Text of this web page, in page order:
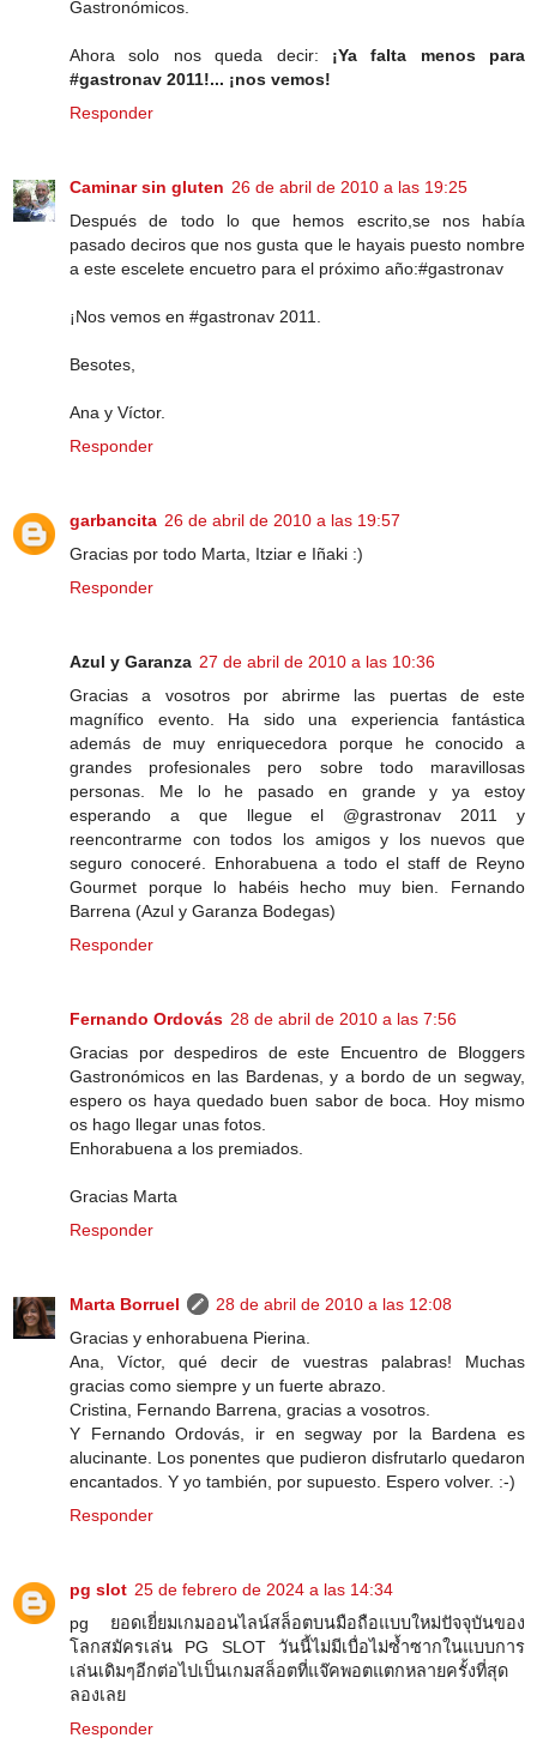
Gastronómicos.
Ahora solo nos queda decir: ¡Ya falta menos para
#gastronav 2011!... ¡nos vemos!
Responder
Caminar sin gluten 26 de abril de 2010 a las 19:25
Después de todo lo que hemos escrito,se nos había
pasado deciros que nos gusta que le hayais puesto nombre
a este escelete encuetro para el próximo año:#gastronav
¡Nos vemos en #gastronav 2011.
Besotes,
Ana y Víctor.
Responder
garbancita 26 de abril de 2010 a las 19:57
Gracias por todo Marta, Itziar e Iñaki :)
Responder
Azul y Garanza 27 de abril de 2010 a las 10:36
Gracias a vosotros por abrirme las puertas de este
magnífico evento. Ha sido una experiencia fantástica
además de muy enriquecedora porque he conocido a
grandes profesionales pero sobre todo maravillosas
personas. Me lo he pasado en grande y ya estoy
esperando a que llegue el @grastronav 2011 y
reencontrarme con todos los amigos y los nuevos que
seguro conoceré. Enhorabuena a todo el staff de Reyno
Gourmet porque lo habéis hecho muy bien. Fernando
Barrena (Azul y Garanza Bodegas)
Responder
Fernando Ordovás 28 de abril de 2010 a las 7:56
Gracias por despediros de este Encuentro de Bloggers
Gastronómicos en las Bardenas, y a bordo de un segway,
espero os haya quedado buen sabor de boca. Hoy mismo
os hago llegar unas fotos.
Enhorabuena a los premiados.
Gracias Marta
Responder
Marta Borruel
28 de abril de 2010 a las 12:08
Gracias y enhorabuena Pierina.
Ana, Víctor, qué decir de vuestras palabras! Muchas
gracias como siempre y un fuerte abrazo.
Cristina, Fernando Barrena, gracias a vosotros.
Y Fernando Ordovás, ir en segway por la Bardena es
alucinante. Los ponentes que pudieron disfrutarlo quedaron
encantados. Y yo también, por supuesto. Espero volver. :-)
Responder
pg slot 25 de febrero de 2024 a las 14:34
pg ยอดเยี่ยมเกมออนไลน์สล็อตบนมือถือแบบใหม่ปัจจุบันของ
โลกสมัครเล่น PG SLOT วันนี้ไม่มีเบื่อไม่ซ้ำซากในแบบการ
เล่นเดิมๆอีกต่อไปเป็นเกมสล็อตที่แจ๊คพอตแตกหลายครั้งที่สุด
ลองเลย
Responder